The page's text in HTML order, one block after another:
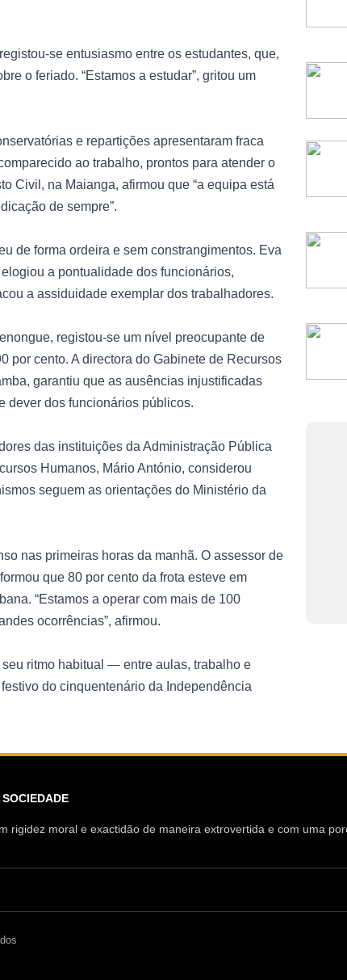
se entusiasmo entre os estudantes, que,
o feriado. “Estamos a estudar”, gritou um
e repartições apresentaram fraca
ao trabalho, prontos para atender o
Civil, na Maianga, afirmou que “a equipa está
de sempre”.
de forma ordeira e sem constrangimentos. Eva
a pontualidade dos funcionários,
a assiduidade exemplar dos trabalhadores.
registou-se um nível preocupante de
por cento. A directora do Gabinete de Recursos
garantiu que as ausências injustificadas
dever dos funcionários públicos.
das instituições da Administração Pública
Humanos, Mário António, considerou
seguem as orientações do Ministério da
nas primeiras horas da manhã. O assessor de
que 80 por cento da frota esteve em
“Estamos a operar com mais de 100
ocorrências”, afirmou.
ritmo habitual — entre aulas, trabalho e
do cinquentenário da Independência
SOCIEDADE
rigidez moral e exactidão de maneira extrovertida e com uma